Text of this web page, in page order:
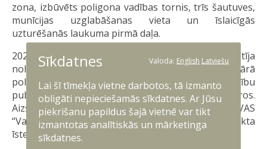
zona, izbūvēts poligona vadības tornis, trīs šautuves,
munīcijas uzglabāšanas vieta un īslaicīgās
uzturēšanās laukuma pirmā daļa.
2025. gada rudenī Ministru kabinets atbalstīja
noliktavu kompleksa Nīkrāces pagastā un militārā
poligona “Sēlija” otrās kārtas daļēju attīstību
publiskās – privātās partnerības ietvaros.
Aizsardzības ministrija ir noslēgusi vienošanos ar VAS
“Valsts nekustamie īpašumi” par šī projekta
īstenošanas nodrošināšanu.
Sīkdatnes Valoda: English Latviešu
Lai šī tīmekļa vietne darbotos, tā izmanto
obligāti nepieciešamās sīkdatnes. Ar Jūsu
piekrišanu papildus šajā vietnē var tikt
izmantotas analītiskās un mārketinga
sīkdatnes.